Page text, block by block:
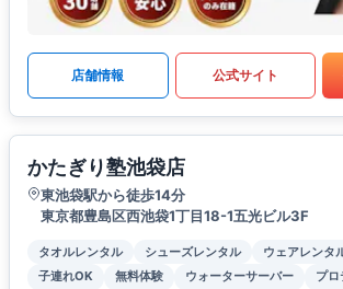
店舗情報 公式サイト
かたぎり塾池袋店
東池袋駅から徒歩14分
東京都豊島区西池袋1丁目18-1五光ビル3F
タオルレンタル シューズレンタル ウェアレンタ
子連れOK
無料体験 ウォーターサーバー プロ